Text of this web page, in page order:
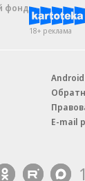
фонд
18+ реклама
Android
E-mail